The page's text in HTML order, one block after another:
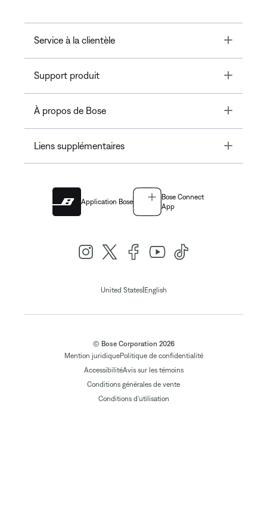
Service à la clientèle Toggle
Support produit Toggle
À propos de Bose Toggle
Liens supplémentaires Toggle
Application Bose
Bose Connect
App
United States| English
© Bose Corporation 2026
Mention juridiquePolitique de confidentialité
AccessibilitéAvis sur les témoins
Conditions générales de vente
Conditions d'utilisation